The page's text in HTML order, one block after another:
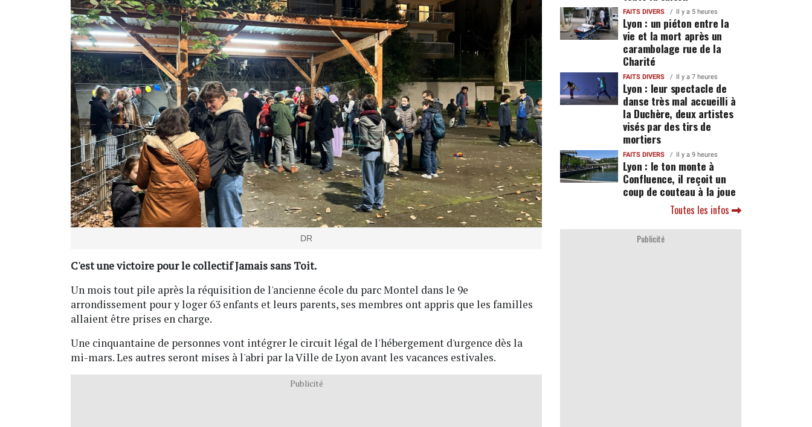
DR
C'est une victoire pour le collectif Jamais sans Toit.
Un mois tout pile après la réquisition de l'ancienne école du parc Montel dans le 9e
arrondissement pour y loger 63 enfants et leurs parents, ses membres ont appris que les familles
allaient être prises en charge.
Une cinquantaine de personnes vont intégrer le circuit légal de l'hébergement d'urgence dès la
mi-mars. Les autres seront mises à l'abri par la Ville de Lyon avant les vacances estivales.
Publicité
FAITS DIVERS Il y a 5 heures
Lyon : un piéton entre la
vie et la mort après un
carambolage rue de la
Charité
FAITS DIVERS Il y a 7 heures
Lyon : leur spectacle de
danse très mal accueilli à
la Duchère, deux artistes
visés par des tirs de
mortiers
FAITS DIVERS Il y a 9 heures
Lyon : le ton monte à
Confluence, il reçoit un
coup de couteau à la joue
Toutes les infos
Publicité